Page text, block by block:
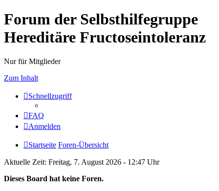
Forum der Selbsthilfegruppe
Hereditäre Fructoseintoleranz
Nur für Mitglieder
Zum Inhalt
Schnellzugriff
FAQ
Anmelden
Startseite Foren-Übersicht
Aktuelle Zeit: Freitag, 7. August 2026 - 12:47 Uhr
Dieses Board hat keine Foren.